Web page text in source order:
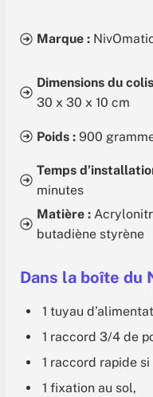
Marque :
Dimensions du
‎30 x 30 x 10 cm
Poids : 900
Temps
minutes
Matière :
butadiène styrène
Dans la boîte du
1 tuyau
1 raccord 3/4 de
1 raccord rapide si
1 fixation au sol,